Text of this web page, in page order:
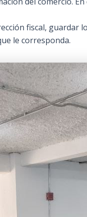
fiscal, guardar
le corresponda.